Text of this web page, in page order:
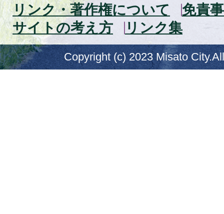
リンク・著作権について
免責
サイトの考え方
リンク集
Copyright (c) 2023 Misato